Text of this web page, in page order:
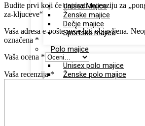
Unisex Majice
Ženske majice
Dečje majice
Sportske majice
Polo majice
Unisex polo majice
Ženske polo majice
Budite prvi koji će napisati recenziju za
za-kljuceve“
Vaša adresa e-pošte neće biti objavljena.
označena *
Vaša ocena *
Vaša recenzija*